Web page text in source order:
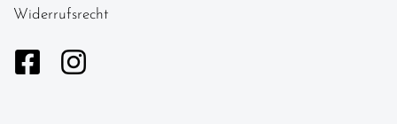
Widerrufsrecht